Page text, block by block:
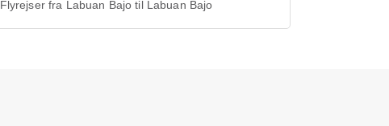
Flyrejser fra Labuan Bajo til Labuan Bajo